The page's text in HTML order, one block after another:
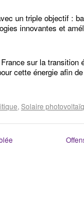
un triple objectif :
innovantes et
sur la transition
cette énergie afin
, Solaire